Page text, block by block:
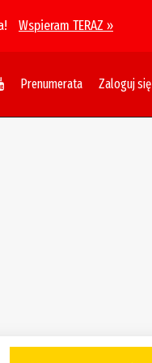
Wspieram TERAZ »
Prenumerata Zaloguj się